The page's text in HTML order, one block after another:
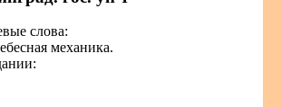
слова:
механика.